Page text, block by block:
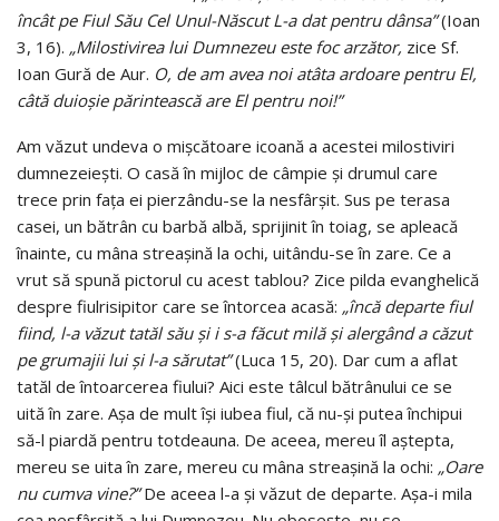
încât pe Fiul Său Cel Unul-Născut L-a dat pentru dânsa”(Ioan
3, 16). „Milostivirea lui Dumnezeu este foc arzător, zice Sf.
Ioan Gură de Aur. O, de am avea noi atâta ardoare pentru El,
câtă duioşie părintească are El pentru noi!”
Am văzut undeva o mişcătoare icoană a acestei milostiviri
dumnezeieşti. O casă în mijloc de câmpie şi drumul care
trece prin faţa ei pierzându-se la nesfârşit. Sus pe terasa
casei, un bătrân cu barbă albă, sprijinit în toiag, se apleacă
înainte, cu mâna streaşină la ochi, uitându-se în zare. Ce a
vrut să spună pictorul cu acest tablou? Zice pilda evanghelică
despre fiulrisipitor care se întorcea acasă: „încă departe fiul
fiind, l-a văzut tatăl său şi i s-a făcut milă şi alergând a căzut
pe grumajii lui şi l-a sărutat”(Luca 15, 20). Dar cum a aflat
tatăl de întoarcerea fiului? Aici este tâlcul bătrânului ce se
uită în zare. Aşa de mult îşi iubea fiul, că nu-şi putea închipui
să-l piardă pentru totdeauna. De aceea, mereu îl aştepta,
mereu se uita în zare, mereu cu mâna streaşină la ochi: „Oare
nu cumva vine?”De aceea l-a şi văzut de departe. Aşa-i mila